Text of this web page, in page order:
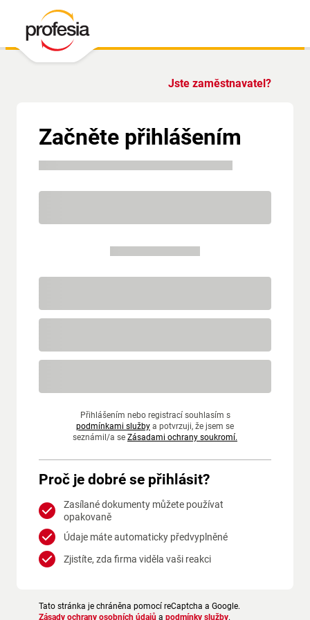
Jste zaměstnavatel?
Začněte přihlášením
Přihlášením nebo registrací souhlasím s
podmínkami služby a potvrzuji, že jsem se
seznámil/a se Zásadami ochrany soukromí.
Proč je dobré se přihlásit?
Zasílané dokumenty můžete používat
opakovaně
Údaje máte automaticky předvyplněné
Zjistíte, zda firma viděla vaši reakci
Tato stránka je chráněna pomocí reCaptcha a Google.
Zásady ochrany osobních údajů a podmínky služby.